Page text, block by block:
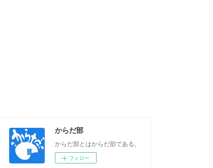
からだ部
からだ部とはからだ部である。
フォロー